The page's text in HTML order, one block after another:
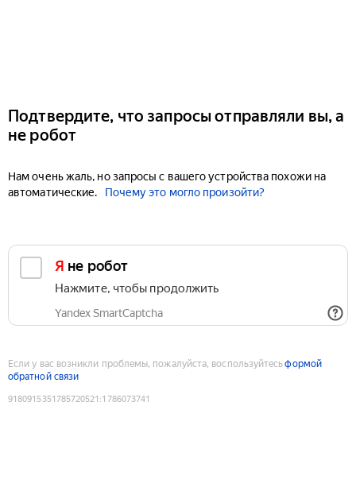
Подтвердите, что запросы отправляли вы, а
не робот
Нам очень жаль, но запросы с вашего устройства похожи на
автоматические.
Почему это могло произойти?
Я не робот
Нажмите, чтобы продолжить
Yandex SmartCaptcha
Если у вас возникли проблемы, пожалуйста, воспользуйтесьформой
обратной связи
9180915351785720521 :1786073741